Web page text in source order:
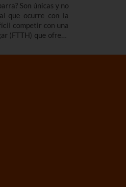
Son únicas y no
que ocurre con la
competir con una
(FTTH) que ofrece